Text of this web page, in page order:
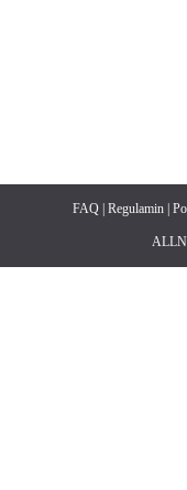
FAQ| Regulamin|